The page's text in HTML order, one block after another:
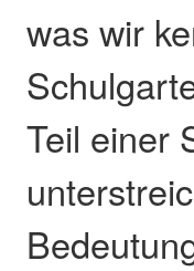
was wir
Teil einer